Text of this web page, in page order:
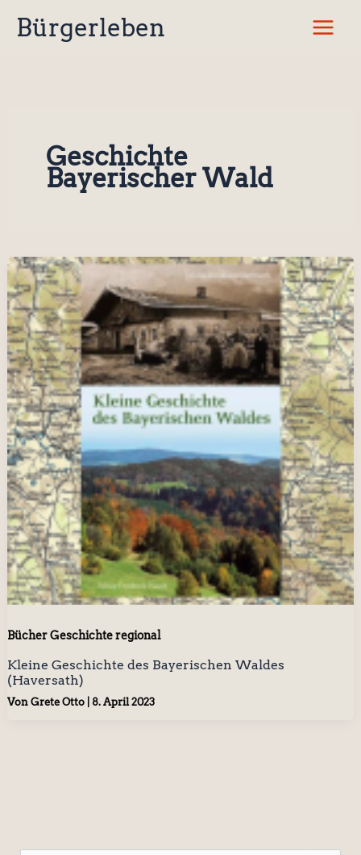
InhaltBürgerleben
Geschichte
Bayerischer Wald
Bücher Geschichte regional
Kleine Geschichte des Bayerischen Waldes
(Haversath)
Von Grete Otto 8. April 2023